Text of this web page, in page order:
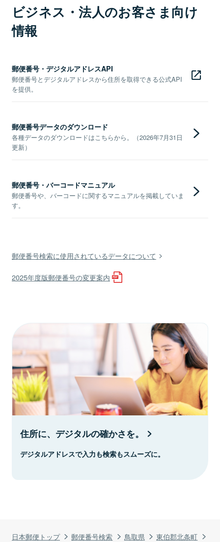
日本郵便トップ 郵便番号検索 鳥取県
東伯郡北条町
ビジネス・法人のお客さま向け
情報
郵便番号・デジタルアドレスAPI
郵便番号とデジタルアドレスから住所を取得できる公式API
を提供。
郵便番号データのダウンロード
各種データのダウンロードはこちらから。（2026年7月31日
更新）
郵便番号・バーコードマニュアル
郵便番号や、バーコードに関するマニュアルを掲載していま
す。
郵便番号検索に使用されているデータについて
2025年度版郵便番号の変更案内
住所に、デジタルの確かさを。
デジタルアドレスで入力も検索もスムーズに。